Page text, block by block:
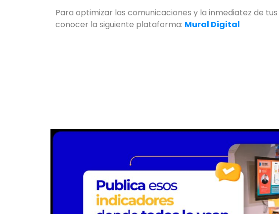
Para optimizar las comunicaciones y la inmediatez de
conocer la siguiente plataforma: Mural Digital